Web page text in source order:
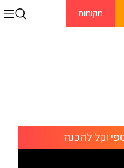
מקומות
וקל להכנה